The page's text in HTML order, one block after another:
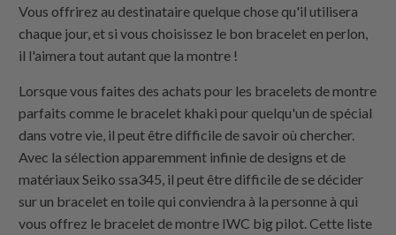
Vous offrirez au destinataire quelque chose qu'il utilisera
chaque jour, et si vous choisissez le bon bracelet en perlon,
il l'aimera tout autant que la montre !
Lorsque vous faites des achats pour les bracelets de montre
parfaits comme le bracelet khaki pour quelqu'un de spécial
dans votre vie, il peut être difficile de savoir où chercher.
Avec la sélection apparemment infinie de designs et de
matériaux Seiko ssa345, il peut être difficile de se décider
sur un bracelet en toile qui conviendra à la personne à qui
vous offrez le bracelet de montre IWC big pilot. Cette liste